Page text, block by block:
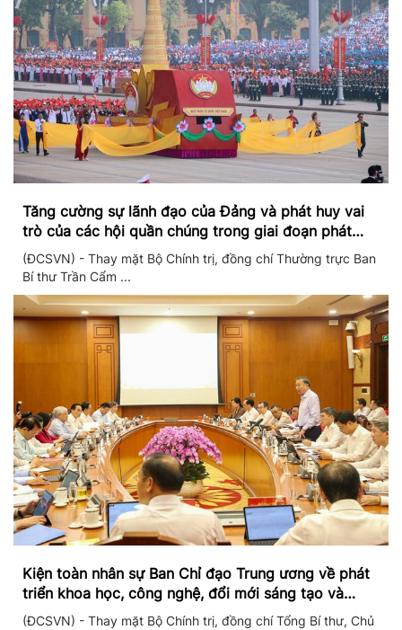
Tăng cường sự lãnh đạo của Đảng và phát huy vai
trò của các hội quần chúng trong giai đoạn phát
triển mới
(ĐCSVN) - Thay mặt Bộ Chính trị, đồng chí Thường trực Ban
Bí thư Trần Cẩm ...
Kiện toàn nhân sự Ban Chỉ đạo Trung ương về phát
triển khoa học, công nghệ, đổi mới sáng tạo và
chuyển đổi số
(ĐCSVN) - Thay mặt Bộ Chính trị, đồng chí Tổng Bí thư, Chủ